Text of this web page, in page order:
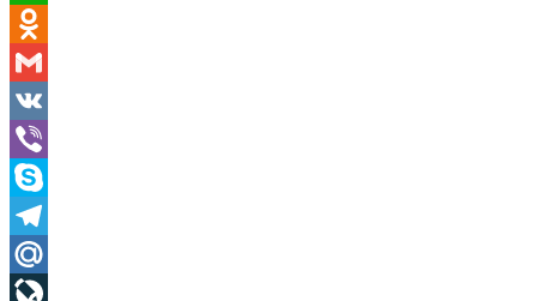
WhatsApp
Odnoklassniki
Gmail
VK
Viber
Skype
Telegram
Mail.Ru